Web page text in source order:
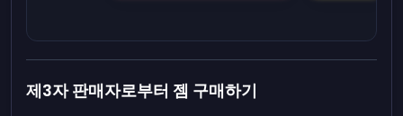
제3자 판매자로부터 젬 구매하기